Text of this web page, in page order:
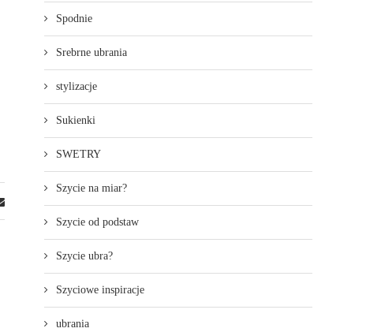
Spodnie
Srebrne ubrania
stylizacje
Sukienki
SWETRY
Szycie na miar?
Szycie od podstaw
Szycie ubra?
Szyciowe inspiracje
ubrania